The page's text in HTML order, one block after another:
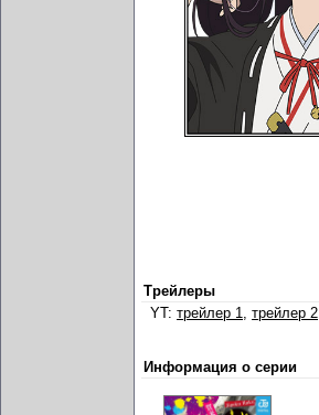
Трейлеры
YT: трейлер 1, трейлер 2
Информация о серии